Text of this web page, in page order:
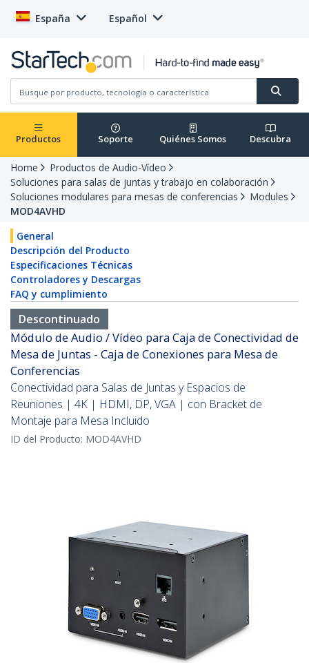
España Español
Productos Soporte Quiénes Somos Descubra
Home
Productos de Audio-Vídeo
Soluciones para salas de juntas y trabajo en colaboración
Soluciones modulares para mesas de conferencias
Modules
MOD4AVHD
General
Descripción del Producto
Especificaciones Técnicas
Controladores y Descargas
FAQ y cumplimiento
Descontinuado
Módulo de Audio / Vídeo para Caja de Conectividad de
Mesa de Juntas - Caja de Conexiones para Mesa de
Conferencias
Conectividad para Salas de Juntas y Espacios de
Reuniones | 4K | HDMI, DP, VGA | con Bracket de
Montaje para Mesa Incluido
ID del Producto: MOD4AVHD